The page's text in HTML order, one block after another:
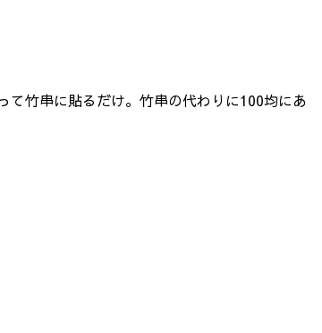
竹串に貼るだけ。竹串の代わりに100均にあ